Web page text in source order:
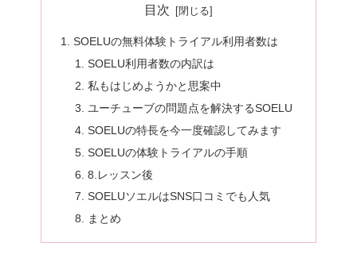
目次
SOELUの無料体験トライアル利用者数は
SOELU利用者数の内訳は
私もはじめようかと思案中
ユーチューブの問題点を解決するSOELU
SOELUの特長を今一度確認してみます
SOELUの体験トライアルの手順
8.レッスン後
SOELUソエルはSNS口コミでも人気
まとめ